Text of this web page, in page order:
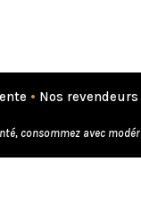
• Nos revendeurs
consommez avec